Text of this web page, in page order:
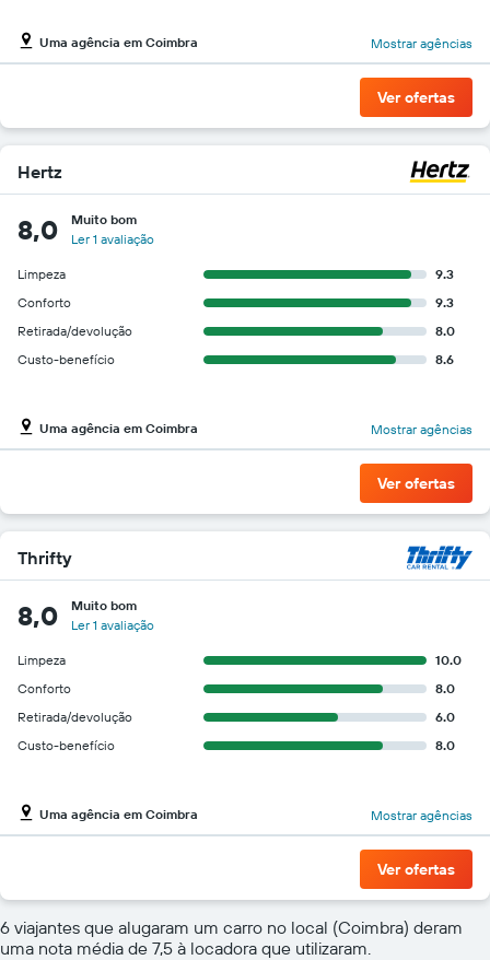
empresas
fornecidas
Uma agência em Coimbra Mostrar agências
Ver ofertas
Hertz
8,0
Muito bom
Ler 1 avaliação
Limpeza
9.3
Conforto
9.3
Retirada/devolução
8.0
Custo-benefício
8.6
Uma agência em Coimbra Mostrar agências
Ver ofertas
Thrifty
8,0
Muito bom
Ler 1 avaliação
Limpeza
10.0
Conforto
8.0
Retirada/devolução
6.0
Custo-benefício
8.0
Uma agência em Coimbra Mostrar agências
Ver ofertas
6 viajantes que alugaram um carro no local (Coimbra) deram
uma nota média de 7,5 à locadora que utilizaram.